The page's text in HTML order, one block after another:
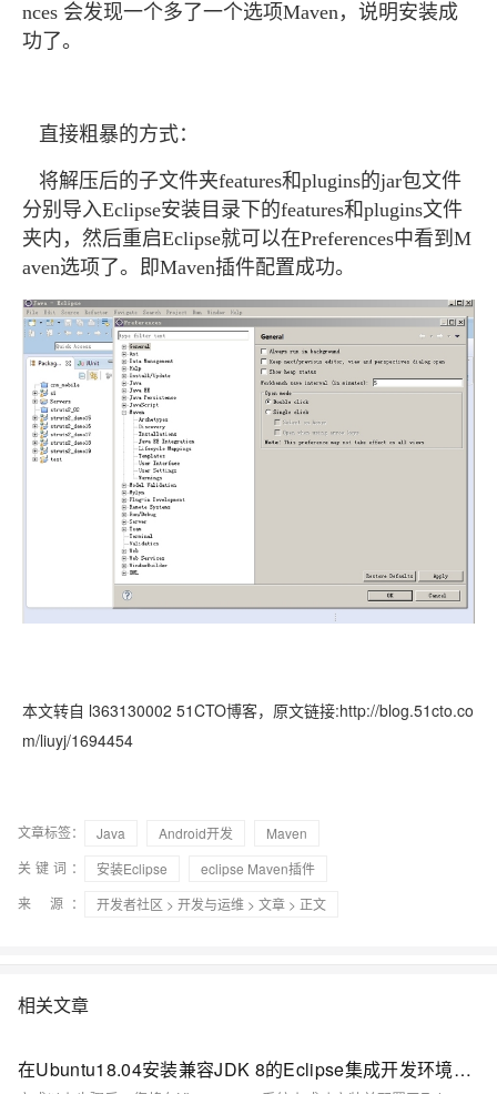
nces 会发现一个多了一个选项Maven，说明安装成
功了。
直接粗暴的方式：
将解压后的子文件夹features和plugins的jar包文件
分别导入Eclipse安装目录下的features和plugins文件
夹内，然后重启Eclipse就可以在Preferences中看到M
aven选项了。即Maven插件配置成功。
本文转自 l363130002 51CTO博客，原文链接:http://blog.51cto.co
m/liuyj/1694454
文章标签： Java Android开发
Maven
关键词：
安装Eclipse
eclipse Maven插件
来 源：
开发者社区 > 开发与运维 > 文章 > 正文
相关文章
在Ubuntu18.04安装兼容JDK 8的Eclipse集成开发环境的指南。